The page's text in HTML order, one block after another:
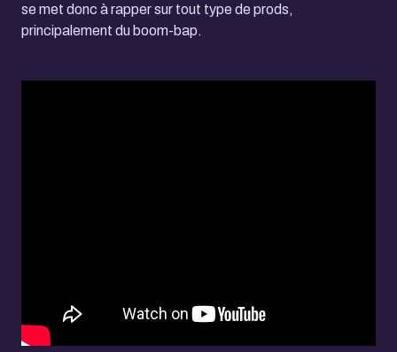
se met donc à rapper sur tout type de prods,
principalement du boom-bap.